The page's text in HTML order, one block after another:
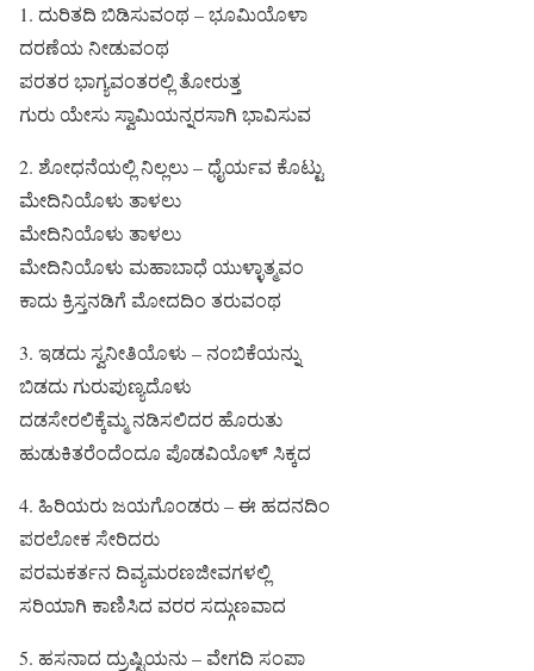
1. ದುರಿತದಿ ಬಿಡಿಸುವಂಥ – ಭೂಮಿಯೊಳಾ
ದರಣೆಯ ನೀಡುವಂಥ
ಪರತರ ಭಾಗ್ಯವಂತರಲ್ಲಿ ತೋರುತ್ತ
ಗುರು ಯೇಸು ಸ್ವಾಮಿಯನ್ನರಸಾಗಿ ಭಾವಿಸುವ
2. ಶೋಧನೆಯಲ್ಲಿ ನಿಲ್ಲಲು – ಧೈರ್ಯವ ಕೊಟ್ಟು
ಮೇದಿನಿಯೊಳು ತಾಳಲು
ಮೇದಿನಿಯೊಳು ತಾಳಲು
ಮೇದಿನಿಯೊಳು ಮಹಾಬಾಧೆ ಯುಳ್ಳಾತ್ಮವಂ
ಕಾದು ಕ್ರಿಸ್ತನಡಿಗೆ ಮೋದದಿಂ ತರುವಂಥ
3. ಇಡದು ಸ್ವನೀತಿಯೊಳು – ನಂಬಿಕೆಯನ್ನು
ಬಿಡದು ಗುರುಪುಣ್ಯದೊಳು
ದಡಸೇರಲಿಕ್ಕೆಮ್ಮ ನಡಿಸಲಿದರ ಹೊರುತು
ಹುಡುಕಿತರೆಂದೆಂದೂ ಪೊಡವಿಯೊಳ್ ಸಿಕ್ಕದ
4. ಹಿರಿಯರು ಜಯಗೊಂಡರು – ಈ ಹದನದಿಂ
ಪರಲೋಕ ಸೇರಿದರು
ಪರಮಕರ್ತನ ದಿವ್ಯಮರಣಜೀವಗಳಲ್ಲಿ
ಸರಿಯಾಗಿ ಕಾಣಿಸಿದ ವರರ ಸದ್ಗುಣವಾದ
5. ಹಸನಾದ ದ್ರುಷ್ಟಿಯನು – ವೇಗದಿ ಸಂಪಾ